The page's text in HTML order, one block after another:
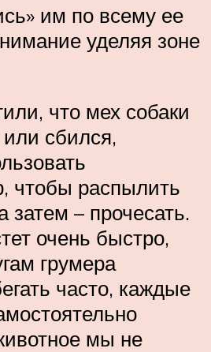
им по всему ее
уделяя зоне
что мех собаки
сбился,
чтобы распылить
затем – прочесать.
очень быстро,
грумера
часто, каждые
мы не